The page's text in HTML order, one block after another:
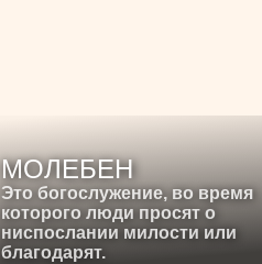
МОЛЕБЕН
Это богослужение, во время
которого люди просят о
ниспослании милости или
благодарят.